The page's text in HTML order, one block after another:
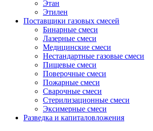
Этан
Этилен
Поставщики газовых смесей
Бинарные смеси
Лазерные смеси
Медицинские смеси
Нестандартные газовые смеси
Пищевые смеси
Поверочные смеси
Пожарные смеси
Сварочные смеси
Стерилизационные смеси
Эксимерные смеси
Разведка и капиталовложения